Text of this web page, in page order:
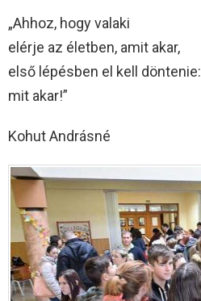
„Ahhoz, hogy valaki
elérje az életben, amit akar,
első lépésben el kell döntenie:
mit akar!”
Kohut Andrásné